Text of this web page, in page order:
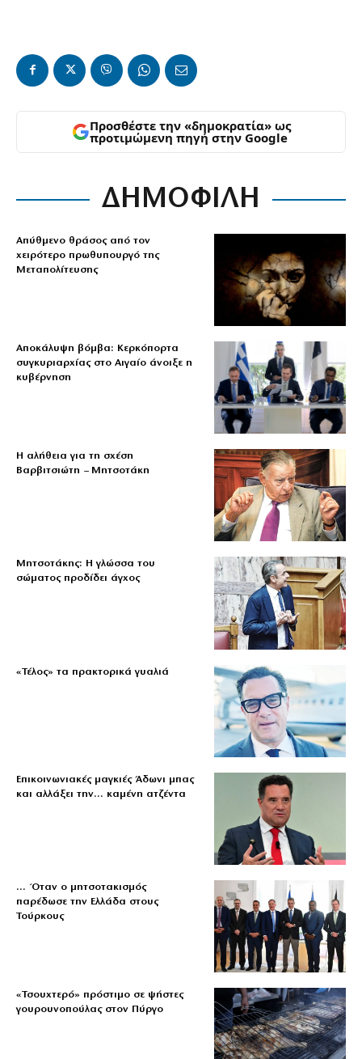
Προσθέστε την «δημοκρατία» ως
προτιμώμενη πηγή στην Google
ΔΗΜΟΦΙΛΗ
Απύθμενο θράσος από τον
χειρότερο πρωθυπουργό της
Μεταπολίτευσης
Αποκάλυψη βόμβα: Κερκόπορτα
συγκυριαρχίας στο Αιγαίο άνοιξε η
κυβέρνηση
Η αλήθεια για τη σχέση
Βαρβιτσιώτη – Μητσοτάκη
Μητσοτάκης: Η γλώσσα του
σώματος προδίδει άγχος
«Τέλος» τα πρακτορικά γυαλιά
Επικοινωνιακές μαγκιές Άδωνι μπας
και αλλάξει την… καμένη ατζέντα
… Όταν ο μητσοτακισμός
παρέδωσε την Ελλάδα στους
Τούρκους
«Τσουχτερό» πρόστιμο σε ψήστες
γουρουνοπούλας στον Πύργο